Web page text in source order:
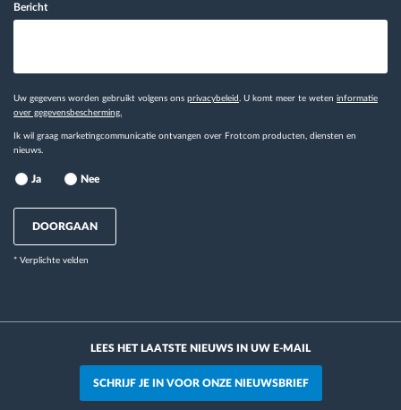
Bericht
Uw gegevens worden gebruikt volgens ons privacybeleid . U komt meer te weten informatie
over gegevensbescherming.
Ik wil graag marketingcommunicatie ontvangen over Frotcom producten, diensten en
nieuws.
Ja Nee
DOORGAAN
* Verplichte velden
LEES HET LAATSTE NIEUWS IN UW E-MAIL
SCHRIJF JE IN VOOR ONZE NIEUWSBRIEF